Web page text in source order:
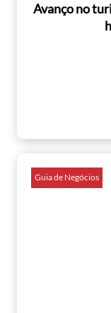
Avanço no
Guia de Negócios